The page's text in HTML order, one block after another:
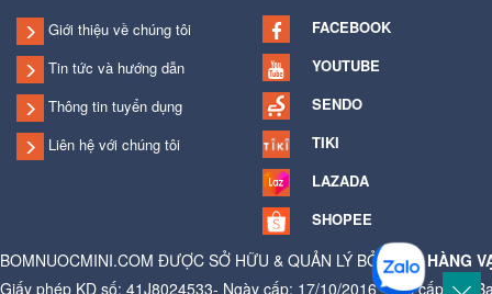
Giới thiệu về chúng tôi
Tin tức và hướng dẫn
Thông tin tuyển dụng
Liên hệ với chúng tôi
FACEBOOK
YOUTUBE
SENDO
TIKI
LAZADA
SHOPEE
BOMNUOCMINI.COM ĐƯỢC SỞ HỮU & QUẢN LÝ BỞICỬA HÀNG
Giấy phép KD số: 41J8024533- Ngày cấp: 17/10/2016 - Nơi cấp: Ủy